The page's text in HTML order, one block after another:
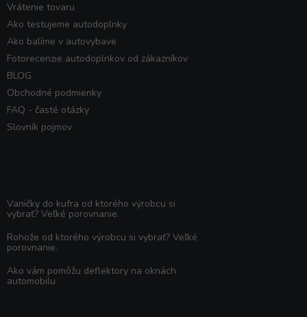
Vrátenie tovaru
Ako testujeme autodoplnky
Ako balíme v autovybave
Fotorecenzie autodoplnkov od zákazníkov
BLOG
Obchodné podmienky
FAQ - časté otázky
Slovník pojmov
Vaničky do kufra od ktorého výrobcu si
vybrať? Veľké porovnanie.
Rohože od ktorého výrobcu si vybrať? Veľké
porovnanie.
Ako vám pomôžu deflektory na oknách
automobilu